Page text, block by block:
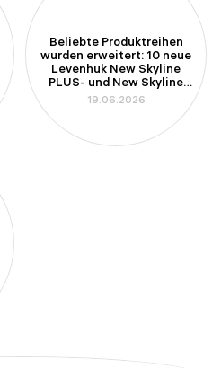
Beliebte Produktreihen
wurden erweitert: 10 neue
Levenhuk New Skyline
PLUS- und New Skyline
PRO-Teleskope
19.06.2026